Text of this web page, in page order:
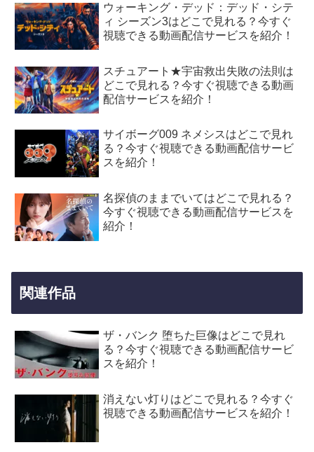
ウォーキング・デッド：デッド・シテ
ィ シーズン3はどこで見れる？今すぐ
視聴できる動画配信サービスを紹介！
スチュアート★宇宙救出失敗の法則は
どこで見れる？今すぐ視聴できる動画
配信サービスを紹介！
サイボーグ009 ネメシスはどこで見れ
る？今すぐ視聴できる動画配信サービ
スを紹介！
名探偵のままでいてはどこで見れる？
今すぐ視聴できる動画配信サービスを
紹介！
関連作品
ザ・バンク 堕ちた巨像はどこで見れ
る？今すぐ視聴できる動画配信サービ
スを紹介！
消えない灯りはどこで見れる？今すぐ
視聴できる動画配信サービスを紹介！